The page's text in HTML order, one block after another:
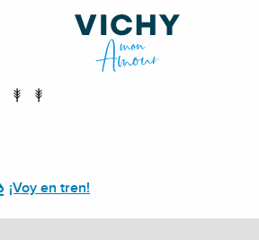
¡Voy en tren!